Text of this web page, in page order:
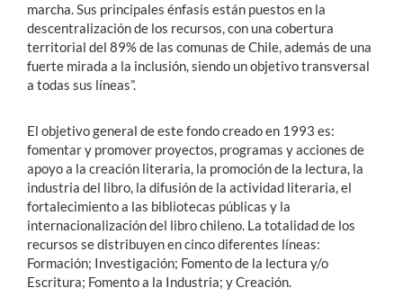
marcha. Sus principales énfasis están puestos en la
descentralización de los recursos, con una cobertura
territorial del 89% de las comunas de Chile, además de una
fuerte mirada a la inclusión, siendo un objetivo transversal
a todas sus líneas”.
El objetivo general de este fondo creado en 1993 es:
fomentar y promover proyectos, programas y acciones de
apoyo a la creación literaria, la promoción de la lectura, la
industria del libro, la difusión de la actividad literaria, el
fortalecimiento a las bibliotecas públicas y la
internacionalización del libro chileno. La totalidad de los
recursos se distribuyen en cinco diferentes líneas:
Formación; Investigación; Fomento de la lectura y/o
Escritura; Fomento a la Industria; y Creación.